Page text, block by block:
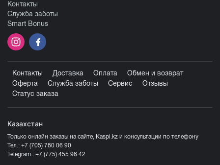
Контакты
Служба заботы
Smart Bonus
Контакты Доставка Оплата
Обмен и возврат
Оферта
Служба заботы Сервис
Отзывы
Статус заказа
Казахстан
Только онлайн заказы на сайте, Kaspi.kz и консультации по телефону
Тел.: +7 (705) 780 06 90
Telegram.: +7 (775) 455 96 42